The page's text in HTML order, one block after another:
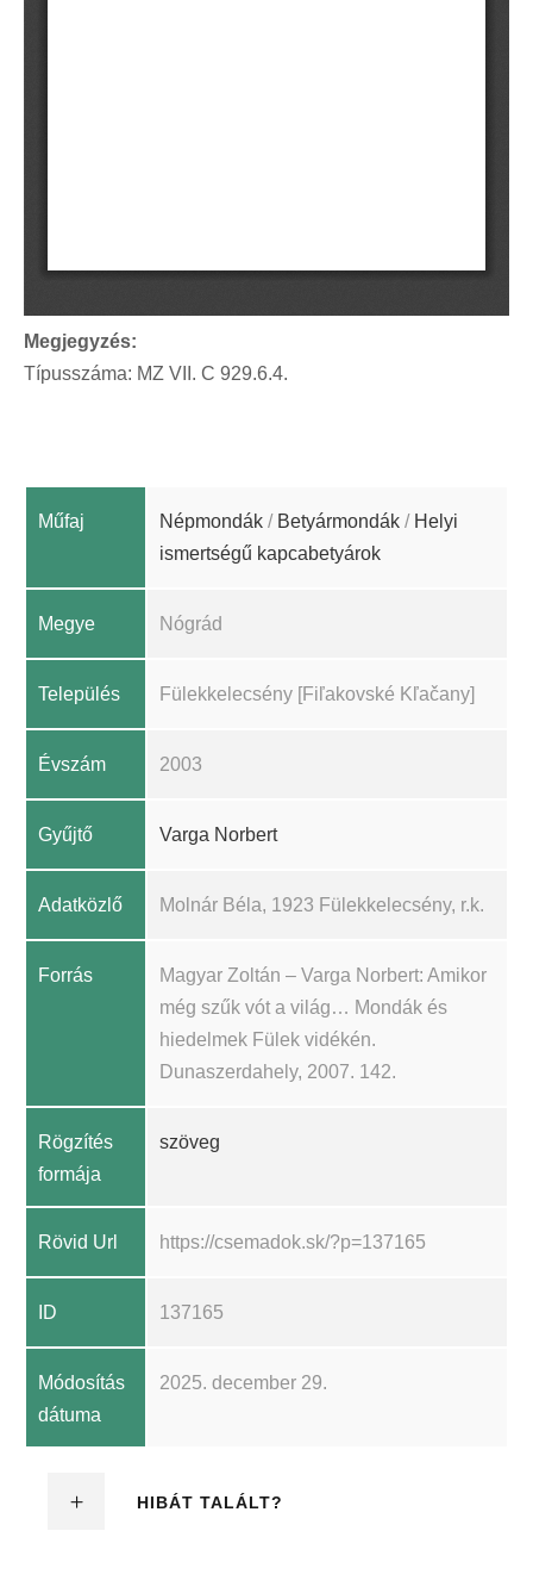
Megjegyzés:
Típusszáma: MZ VII. C 929.6.4.
Műfaj Népmondák / Betyármondák / Helyi
ismertségű kapcabetyárok
Megye Nógrád
Település Fülekkelecsény [Fiľakovské Kľačany]
Évszám 2003
Gyűjtő Varga Norbert
Adatközlő Molnár Béla, 1923 Fülekkelecsény, r.k.
Forrás
Magyar Zoltán – Varga Norbert: Amikor
még szűk vót a világ… Mondák és
hiedelmek Fülek vidékén.
Dunaszerdahely, 2007. 142.
Rögzítés
formája
szöveg
Rövid Url https://csemadok.sk/?p=137165
ID 137165
Módosítás
dátuma
2025. december 29.
HIBÁT TALÁLT?